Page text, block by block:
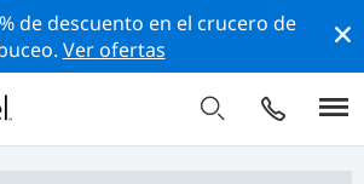
de descuento en el crucero de
Ver ofertas